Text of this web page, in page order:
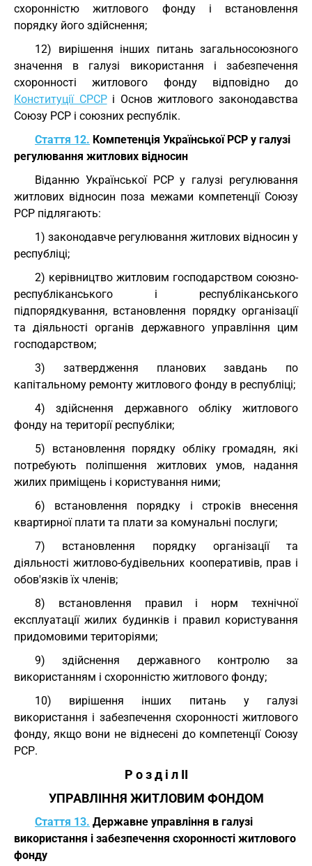
схоронністю житлового фонду і встановлення
порядку його здійснення;
12) вирішення інших питань загальносоюзного
значення в галузі використання і забезпечення
схоронності житлового фонду відповідно до
Конституції СРСРі Основ житлового законодавства
Союзу РСР і союзних республік.
Стаття 12. Компетенція Української РСР у галузі
регулювання житлових відносин
Віданню Української РСР у галузі регулювання
житлових відносин поза межами компетенції Союзу
РСР підлягають:
1) законодавче регулювання житлових відносин у
республіці;
2) керівництво житловим господарством союзно-
республіканського і республіканського
підпорядкування, встановлення порядку організації
та діяльності органів державного управління цим
господарством;
3) затвердження планових завдань по
капітальному ремонту житлового фонду в республіці;
4) здійснення державного обліку житлового
фонду на території республіки;
5) встановлення порядку обліку громадян, які
потребують поліпшення житлових умов, надання
жилих приміщень і користування ними;
6) встановлення порядку і строків внесення
квартирної плати та плати за комунальні послуги;
7) встановлення порядку організації та
діяльності житлово-будівельних кооперативів, прав і
обов'язків їх членів;
8) встановлення правил і норм технічної
експлуатації жилих будинків і правил користування
придомовими територіями;
9) здійснення державного контролю за
використанням і схоронністю житлового фонду;
10) вирішення інших питань у галузі
використання і забезпечення схоронності житлового
фонду, якщо вони не віднесені до компетенції Союзу
РСР.
Р о з д і л II
УПРАВЛІННЯ ЖИТЛОВИМ ФОНДОМ
Стаття 13. Державне управління в галузі
використання і забезпечення схоронності житлового
фонду